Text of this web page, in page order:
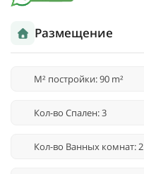
Размещение
M² постройки: 90 m²
Кол-во Спален: 3
Кол-во Ванных комнат: 2